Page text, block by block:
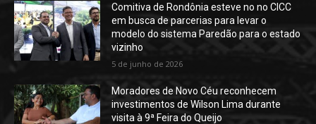
Comitiva de Rondônia esteve no no CICC
em busca de parcerias para levar o
modelo do sistema Paredão para o estado
vizinho
5 de junho de 2026
Moradores de Novo Céu reconhecem
investimentos de Wilson Lima durante
visita à 9ª Feira do Queijo